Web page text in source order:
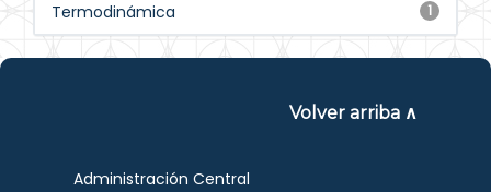
1
Termodinámica
Volver arriba ∧
Administración Central